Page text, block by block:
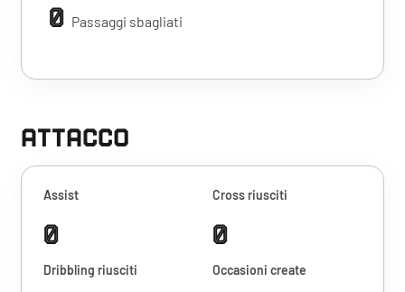
0 Passaggi sbagliati
ATTACCO
Assist
0
Cross riusciti
0
Dribbling riusciti Occasioni create